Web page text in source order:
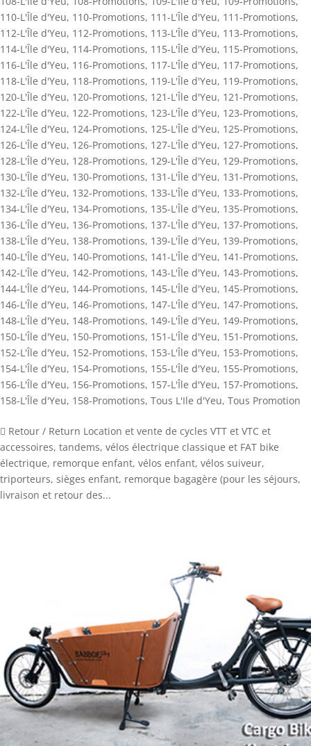
110-L'Île d'Yeu, 110-Promotions, 111-L'Île d'Yeu, 111-Promotions,
112-L'Île d'Yeu, 112-Promotions, 113-L'Île d'Yeu, 113-Promotions,
114-L'Île d'Yeu, 114-Promotions, 115-L'Île d'Yeu, 115-Promotions,
116-L'Île d'Yeu, 116-Promotions, 117-L'Île d'Yeu, 117-Promotions,
118-L'Île d'Yeu, 118-Promotions, 119-L'Île d'Yeu, 119-Promotions,
120-L'Île d'Yeu, 120-Promotions, 121-L'Île d'Yeu, 121-Promotions,
122-L'Île d'Yeu, 122-Promotions, 123-L'Île d'Yeu, 123-Promotions,
124-L'Île d'Yeu, 124-Promotions, 125-L'Île d'Yeu, 125-Promotions,
126-L'Île d'Yeu, 126-Promotions, 127-L'Île d'Yeu, 127-Promotions,
128-L'Île d'Yeu, 128-Promotions, 129-L'Île d'Yeu, 129-Promotions,
130-L'Île d'Yeu, 130-Promotions, 131-L'Île d'Yeu, 131-Promotions,
132-L'Île d'Yeu, 132-Promotions, 133-L'Île d'Yeu, 133-Promotions,
134-L'Île d'Yeu, 134-Promotions, 135-L'Île d'Yeu, 135-Promotions,
136-L'Île d'Yeu, 136-Promotions, 137-L'Île d'Yeu, 137-Promotions,
138-L'Île d'Yeu, 138-Promotions, 139-L'Île d'Yeu, 139-Promotions,
140-L'Île d'Yeu, 140-Promotions, 141-L'Île d'Yeu, 141-Promotions,
142-L'Île d'Yeu, 142-Promotions, 143-L'Île d'Yeu, 143-Promotions,
144-L'Île d'Yeu, 144-Promotions, 145-L'Île d'Yeu, 145-Promotions,
146-L'Île d'Yeu, 146-Promotions, 147-L'Île d'Yeu, 147-Promotions,
148-L'Île d'Yeu, 148-Promotions, 149-L'Île d'Yeu, 149-Promotions,
150-L'Île d'Yeu, 150-Promotions, 151-L'Île d'Yeu, 151-Promotions,
152-L'Île d'Yeu, 152-Promotions, 153-L'Île d'Yeu, 153-Promotions,
154-L'Île d'Yeu, 154-Promotions, 155-L'Île d'Yeu, 155-Promotions,
156-L'Île d'Yeu, 156-Promotions, 157-L'Île d'Yeu, 157-Promotions,
158-L'Île d'Yeu, 158-Promotions, Tous L'Ile d'Yeu, Tous Promotion
 Retour / Return Location et vente de cycles VTT et VTC et
accessoires, tandems, vélos électrique classique et FAT bike
électrique, remorque enfant, vélos enfant, vélos suiveur,
triporteurs, sièges enfant, remorque bagagère (pour les séjours,
livraison et retour des...